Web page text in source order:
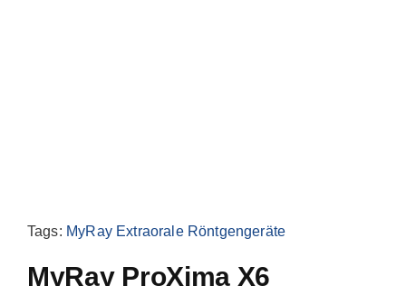
Tags: MyRay Extraorale Röntgengeräte
MyRay ProXima X6